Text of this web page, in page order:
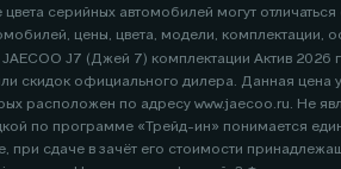
серийных автомобилей могут
цены, цвета, модели,
J7 (Джей 7) комплектации Актив
офертой. 2 Указан максимальный размер выгоды потребителя -
по программе «Трейд-ин» понимается
сдаче в зачёт его стоимости